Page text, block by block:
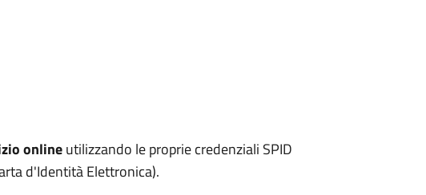
onlineutilizzando le proprie credenziali SPID
d'Identità Elettronica).